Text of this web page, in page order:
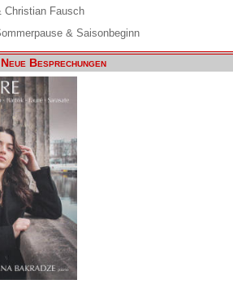
Christian Fausch
& Saisonbeginn
Neue Besprechungen